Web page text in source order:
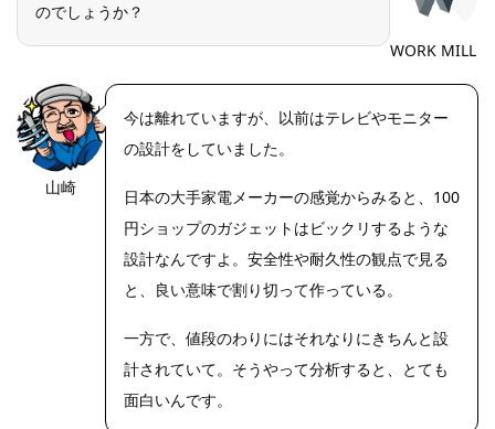
のでしょうか？
WORK MILL
https://riseph
山崎
今は離れていますが、以前はテレビやモニター
の設計をしていました。
日本の大手家電メーカーの感覚からみると、100
円ショップのガジェットはビックリするような
設計なんですよ。安全性や耐久性の観点で見る
と、良い意味で割り切って作っている。
一方で、値段のわりにはそれなりにきちんと設
計されていて。そうやって分析すると、とても
面白いんです。